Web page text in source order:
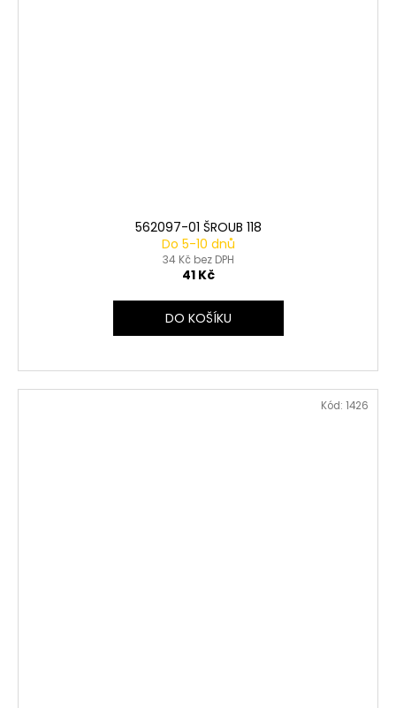
562097-01 ŠROUB 118
Do 5-10 dnů
34 Kč bez DPH
41 Kč
DO KOŠÍKU
Kód: 1426